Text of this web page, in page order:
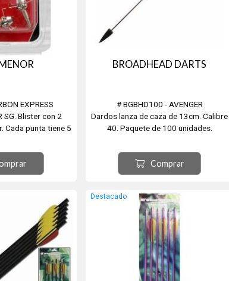
EXPRESS
SG. Blister con 2
Cada punta tiene 5
Muy precisa y
BROADHEAD DARTS
# BGBHD100 - AVENGER
Dardos lanza de caza de 13cm. Calibre
40. Paquete de 100 unidades.
Comprar
Destacado